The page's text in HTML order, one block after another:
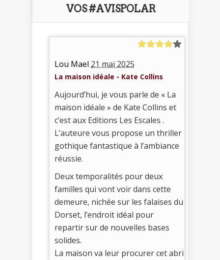
VOS #AVISPOLAR
Lou Mael 21 mai 2025
La maison idéale - Kate Collins
Aujourd’hui, je vous parle de « La
maison idéale » de Kate Collins et
c’est aux Editions Les Escales .
L’auteure vous propose un thriller
gothique fantastique à l’ambiance
réussie.
Deux temporalités pour deux
familles qui vont voir dans cette
demeure, nichée sur les falaises du
Dorset, l’endroit idéal pour
repartir sur de nouvelles bases
solides.
La maison va leur procurer cet abri